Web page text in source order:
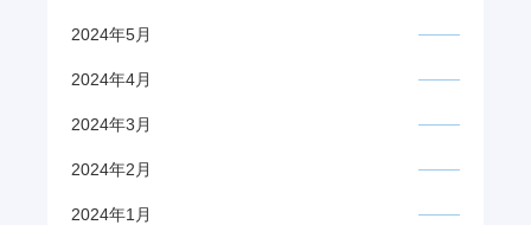
2024年5月
2024年4月
2024年3月
2024年2月
2024年1月